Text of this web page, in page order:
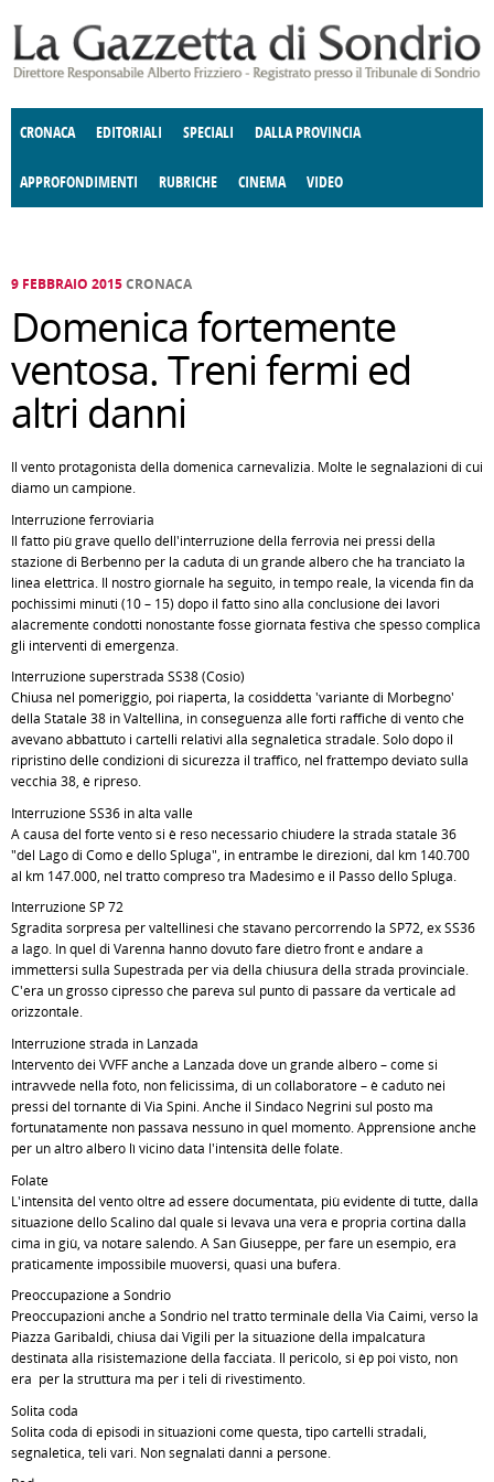
CRONACA EDITORIALI SPECIALI DALLA PROVINCIA
APPROFONDIMENTI
E SPETTACOLI POLITICA
RUBRICHE
DELLE IDEE FATTI DELLO SPIRITO
CINEMA VIDEO
9 FEBBRAIO 2015CRONACA
Domenica fortemente
ventosa. Treni fermi ed
altri danni
Il vento protagonista della domenica carnevalizia. Molte le segnalazioni di cui
diamo un campione.
Interruzione ferroviaria
Il fatto più grave quello dell'interruzione della ferrovia nei pressi della
stazione di Berbenno per la caduta di un grande albero che ha tranciato la
linea elettrica. Il nostro giornale ha seguito, in tempo reale, la vicenda fin da
pochissimi minuti (10 – 15) dopo il fatto sino alla conclusione dei lavori
alacremente condotti nonostante fosse giornata festiva che spesso complica
gli interventi di emergenza.
Interruzione superstrada SS38 (Cosio)
Chiusa nel pomeriggio, poi riaperta, la cosiddetta 'variante di Morbegno'
della Statale 38 in Valtellina, in conseguenza alle forti raffiche di vento che
avevano abbattuto i cartelli relativi alla segnaletica stradale. Solo dopo il
ripristino delle condizioni di sicurezza il traffico, nel frattempo deviato sulla
vecchia 38, è ripreso.
Interruzione SS36 in alta valle
A causa del forte vento si è reso necessario chiudere la strada statale 36
"del Lago di Como e dello Spluga", in entrambe le direzioni, dal km 140.700
al km 147.000, nel tratto compreso tra Madesimo e il Passo dello Spluga.
Interruzione SP 72
Sgradita sorpresa per valtellinesi che stavano percorrendo la SP72, ex SS36
a lago. In quel di Varenna hanno dovuto fare dietro front e andare a
immettersi sulla Supestrada per via della chiusura della strada provinciale.
C'era un grosso cipresso che pareva sul punto di passare da verticale ad
orizzontale.
Interruzione strada in Lanzada
Intervento dei VVFF anche a Lanzada dove un grande albero – come si
intravvede nella foto, non felicissima, di un collaboratore – è caduto nei
pressi del tornante di Via Spini. Anche il Sindaco Negrini sul posto ma
fortunatamente non passava nessuno in quel momento. Apprensione anche
per un altro albero lì vicino data l'intensità delle folate.
Folate
L'intensità del vento oltre ad essere documentata, più evidente di tutte, dalla
situazione dello Scalino dal quale si levava una vera e propria cortina dalla
cima in giù, va notare salendo. A San Giuseppe, per fare un esempio, era
praticamente impossibile muoversi, quasi una bufera.
Preoccupazione a Sondrio
Preoccupazioni anche a Sondrio nel tratto terminale della Via Caimi, verso la
Piazza Garibaldi, chiusa dai Vigili per la situazione della impalcatura
destinata alla risistemazione della facciata. Il pericolo, si èp poi visto, non
era per la struttura ma per i teli di rivestimento.
Solita coda
Solita coda di episodi in situazioni come questa, tipo cartelli stradali,
segnaletica, teli vari. Non segnalati danni a persone.